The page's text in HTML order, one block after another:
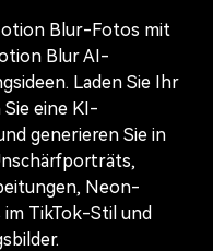
Blur-Fotos mit
Blur AI-
Laden Sie Ihr
eine KI-
generieren Sie in
Neon-
TikTok-Stil und